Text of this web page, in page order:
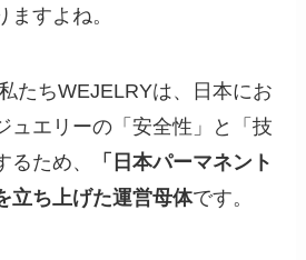
ますよね。
たちWEJELRYは、日本にお
ュエリーの「安全性」と「技
ため、
「日本パーマネント
立ち上げた運営母体です。